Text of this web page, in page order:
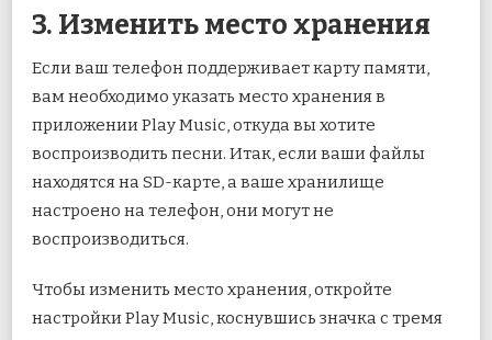
3. Изменить место хранения
Если ваш телефон поддерживает карту памяти,
вам необходимо указать место хранения в
приложении Play Music, откуда вы хотите
воспроизводить песни. Итак, если ваши файлы
находятся на SD-карте, а ваше хранилище
настроено на телефон, они могут не
воспроизводиться.
Чтобы изменить место хранения, откройте
настройки Play Music, коснувшись значка с тремя